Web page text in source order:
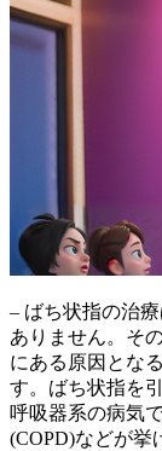
– ばち状指の治
ありません。そ
にある原因とな
す。ばち状指を
呼吸器系の病気
(COPD)などが挙